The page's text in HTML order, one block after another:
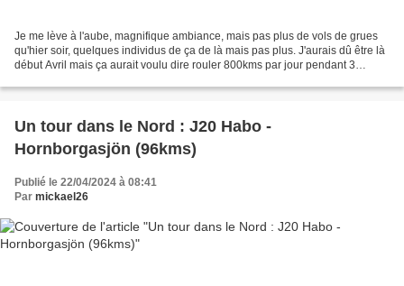
Je me lève à l'aube, magnifique ambiance, mais pas plus de vols de grues
qu'hier soir, quelques individus de ça de là mais pas plus. J'aurais dû être là
début Avril mais ça aurait voulu dire rouler 800kms par jour pendant 3
Un tour dans le Nord : J20 Habo -
Hornborgasjön (96kms)
Publié le 22/04/2024 à 08:41
Par mickael26